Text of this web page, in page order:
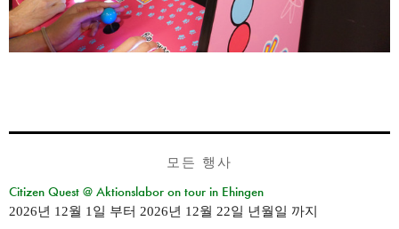
모든 행사
Citizen Quest @ Aktionslabor on tour in Ehingen
2026년 12월 1일 부터 2026년 12월 22일 년월일 까지